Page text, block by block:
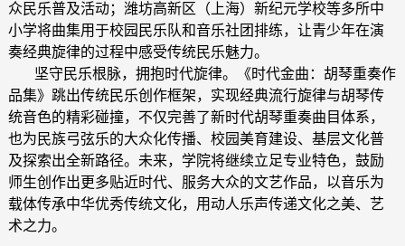
众民乐普及活动；潍坊高新区（上海）新纪元学校等多所中
小学将曲集用于校园民乐队和音乐社团排练，让青少年在演
奏经典旋律的过程中感受传统民乐魅力。
坚守民乐根脉，拥抱时代旋律。《时代金曲：胡琴重奏作
品集》跳出传统民乐创作框架，实现经典流行旋律与胡琴传
统音色的精彩碰撞，不仅完善了新时代胡琴重奏曲目体系，
也为民族弓弦乐的大众化传播、校园美育建设、基层文化普
及探索出全新路径。未来，学院将继续立足专业特色，鼓励
师生创作出更多贴近时代、服务大众的文艺作品，以音乐为
载体传承中华优秀传统文化，用动人乐声传递文化之美、艺
术之力。